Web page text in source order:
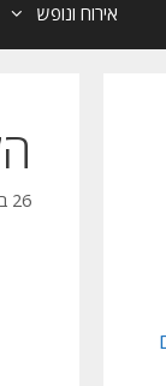
אירוח ונופש
26 בפברואר 2023